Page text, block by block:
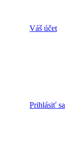
Váš účet
Prihlásiť sa